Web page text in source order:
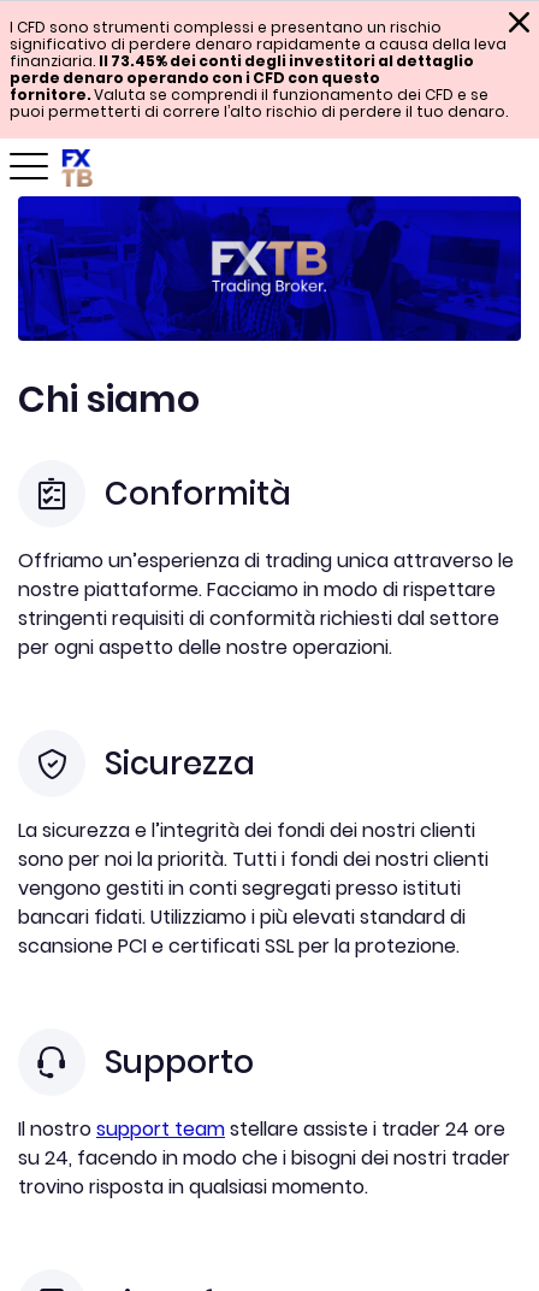
Chi siamo
Conformità
Offriamo un’esperienza di trading unica attraverso le
nostre piattaforme. Facciamo in modo di rispettare
stringenti requisiti di conformità richiesti dal settore
per ogni aspetto delle nostre operazioni.
Sicurezza
La sicurezza e l’integrità dei fondi dei nostri clienti
sono per noi la priorità. Tutti i fondi dei nostri clienti
vengono gestiti in conti segregati presso istituti
bancari fidati. Utilizziamo i più elevati standard di
scansione PCI e certificati SSL per la protezione.
Supporto
Il nostrosupport teamstellare assiste i trader 24 ore
su 24, facendo in modo che i bisogni dei nostri trader
trovino risposta in qualsiasi momento.
I CFD sono strumenti complessi e presentano un rischio
significativo di perdere denaro rapidamente a causa della leva
finanziaria. Il 73.45% dei conti degli investitori al dettaglio
perde denaro operando con i CFD con questo
fornitore.Valuta se comprendi il funzionamento dei CFD e se
puoi permetterti di correre l’alto rischio di perdere il tuo denaro.